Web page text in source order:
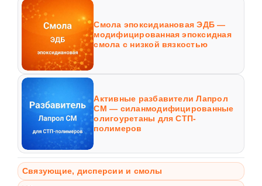
Смола эпоксидиановая ЭДБ —
модифицированная эпоксидная
смола с низкой вязкостью
Активные разбавители Лапрол
СМ — силанмодифицированные
олигоуретаны для СТП-
полимеров
Связующие, дисперсии и смолы